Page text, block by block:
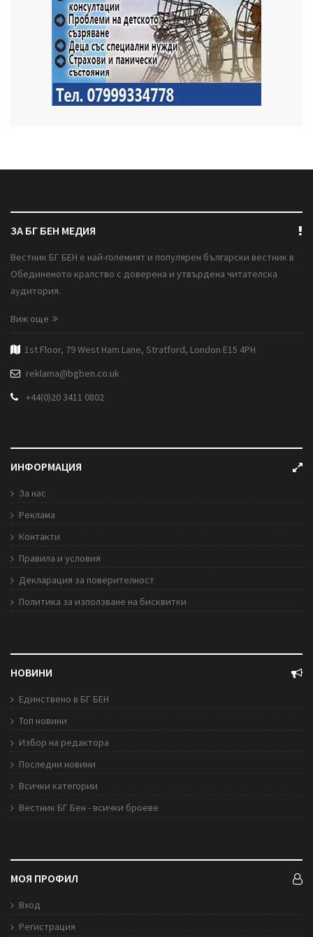
ЗА БГ БЕН МЕДИЯ
Вестник БГ БЕН е най-големият и популярен български вестник в
Обединеното кралство с доверена и утвърдена читателска
аудитория.
Виж още
1st Floor, 79 West Ham Lane, Stratford, London E15 4PH
reklama@bgben.co.uk
+44(0)20 3411 0802
ИНФОРМАЦИЯ
За нас
Реклама
Контакти
Правила и условия
Декларация за поверителност
Политика за използване на бисквитки
НОВИНИ
Единствено в БГ БЕН
Топ новини
Избор на редактора
Последни новини
Всички категории
Вестник БГ Бен - всички броеве
МОЯ ПРОФИЛ
Вход
Регистрация